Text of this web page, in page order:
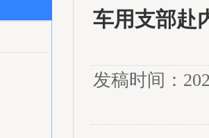
车用支部赴
发稿时间：